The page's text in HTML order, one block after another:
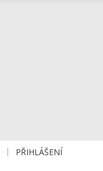
PŘIHLÁŠENÍ